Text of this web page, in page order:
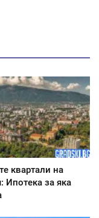
квартали на
Ипотека за яка